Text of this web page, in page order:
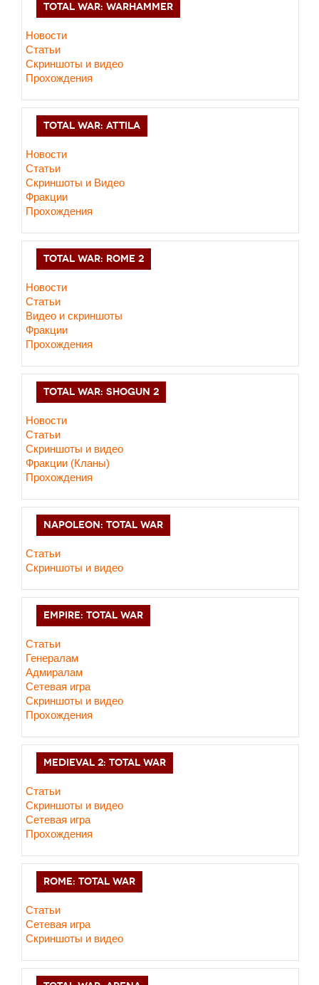
TOTAL WAR: WARHAMMER
Новости
Статьи
Скриншоты и видео
Прохождения
TOTAL WAR: ATTILA
Новости
Статьи
Скриншоты и Видео
Фракции
Прохождения
TOTAL WAR: ROME 2
Новости
Статьи
Видео и скриншоты
Фракции
Прохождения
TOTAL WAR: SHOGUN 2
Новости
Статьи
Cкриншоты и видео
Фракции (Кланы)
Прохождения
NAPOLEON: TOTAL WAR
Статьи
Скриншоты и видео
EMPIRE: TOTAL WAR
Статьи
Генералам
Адмиралам
Сетевая игра
Скриншоты и видео
Прохождения
MEDIEVAL 2: TOTAL WAR
Статьи
Скриншоты и видео
Сетевая игра
Прохождения
ROME: TOTAL WAR
Статьи
Сетевая игра
Скриншоты и видео